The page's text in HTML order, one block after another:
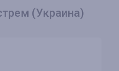
(Украина)